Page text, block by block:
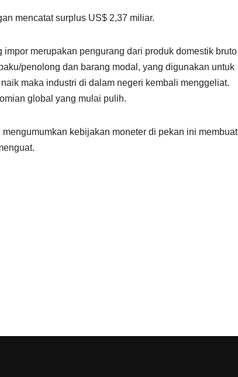
mencatat surplus US$ 2,37 miliar.
merupakan pengurang dari produk domestik bruto
penolong dan barang modal, yang digunakan untuk
maka industri di dalam negeri kembali menggeliat.
global yang mulai pulih.
kebijakan moneter di pekan ini membuat